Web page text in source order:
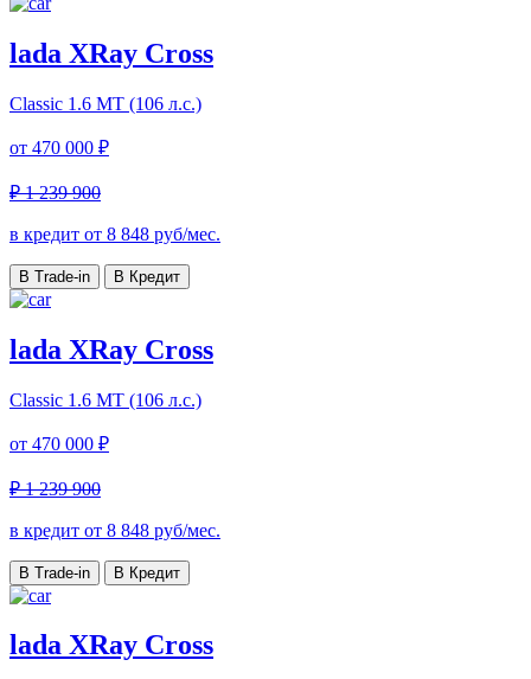
lada XRay Cross
Classic 1.6 МТ (106 л.с.)
от 470 000 ₽
₽ 1 239 900
в кредит от 8 848 руб/мес.
В Trade-in В Кредит
lada XRay Cross
Classic 1.6 МТ (106 л.с.)
от 470 000 ₽
₽ 1 239 900
в кредит от 8 848 руб/мес.
В Trade-in В Кредит
lada XRay Cross